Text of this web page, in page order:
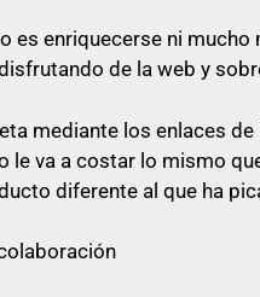
es enriquecerse ni
de la web y
mediante los enlaces
le va a costar lo mismo
diferente al que ha